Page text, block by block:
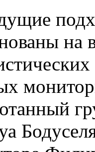
на